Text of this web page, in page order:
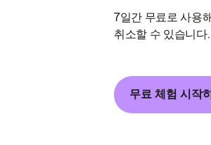
7일간 무료로 사용
취소할 수 있습니다.
무료 체험 시작